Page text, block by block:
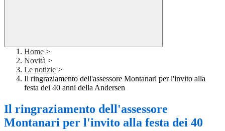
Home >
Novità >
Le notizie >
Il ringraziamento dell'assessore Montanari per l'invito alla
festa dei 40 anni della Andersen
Il ringraziamento dell'assessore
Montanari per l'invito alla festa dei 40